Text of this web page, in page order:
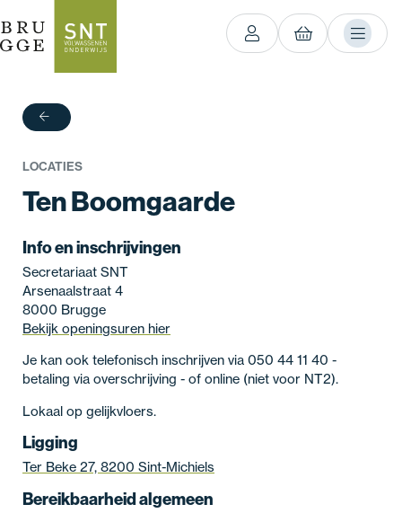
terug
LOCATIES
Ten Boomgaarde
Info en inschrijvingen
Secretariaat SNT
Arsenaalstraat 4
8000 Brugge
Bekijk openingsuren hier
Je kan ook telefonisch inschrijven via 050 44 11 40 -
betaling via overschrijving - of online (niet voor NT2).
Lokaal op gelijkvloers.
Ligging
Ter Beke 27, 8200 Sint-Michiels
Bereikbaarheid algemeen